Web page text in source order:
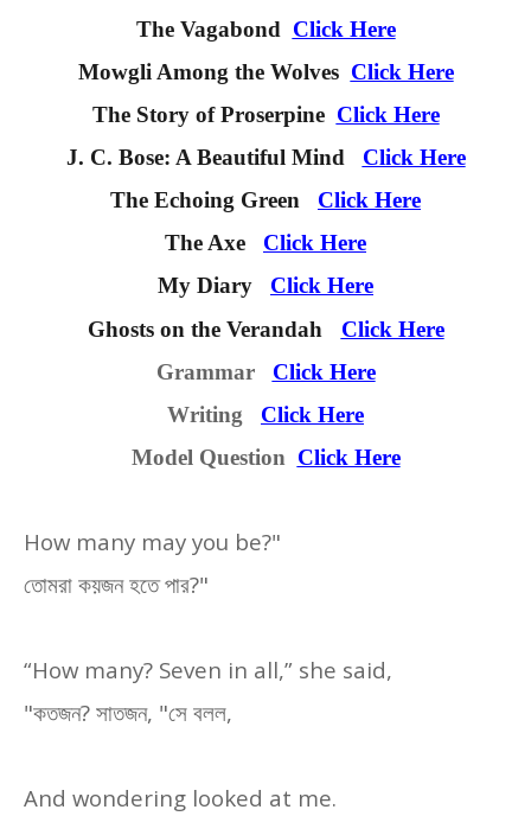
The Vagabond Click Here
Mowgli Among the Wolves Click Here
The Story of Proserpine Click Here
J. C. Bose: A Beautiful Mind
Click Here
The Echoing Green
Click Here
The Axe
Click Here
My Diary
Click Here
Ghosts on the Verandah
Click Here
Grammar Click Here
Writing Click Here
Model Question Click Here
How many may you be?"
তোমরা কয়জন হতে পার?"
“How many? Seven in all,” she said,
"কতজন? সাতজন, "সে বলল,
And wondering looked at me.